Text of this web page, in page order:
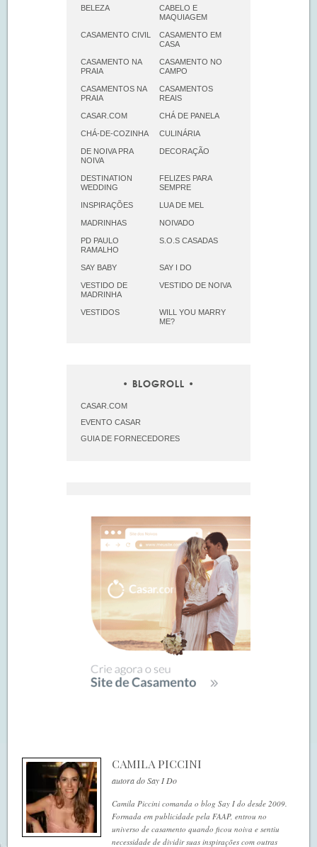
BELEZA
CABELO E
MAQUIAGEM
CASAMENTO CIVIL
CASAMENTO EM
CASA
CASAMENTO NA
PRAIA
CASAMENTO NO
CAMPO
CASAMENTOS NA
PRAIA
CASAMENTOS
REAIS
CASAR.COM CHÁ DE PANELA
CHÁ-DE-COZINHA CULINÁRIA
DE NOIVA PRA
NOIVA
DECORAÇÃO
DESTINATION
WEDDING
FELIZES PARA
SEMPRE
INSPIRAÇÕES LUA DE MEL
MADRINHAS NOIVADO
PD PAULO
RAMALHO
S.O.S CASADAS
SAY BABY SAY I DO
VESTIDO DE
MADRINHA
VESTIDO DE NOIVA
VESTIDOS
WILL YOU MARRY
ME?
BLOGROLL
CASAR.COM
EVENTO CASAR
GUIA DE FORNECEDORES
CAMILA PICCINI
autora do Say I Do
Camila Piccini comanda o blog Say I do desde 2009.
Formada em publicidade pela FAAP, entrou no
universo de casamento quando ficou noiva e sentiu
necessidade de dividir suas inspirações com outras